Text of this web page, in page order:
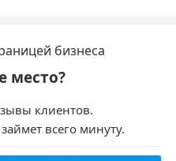
место?
клиентов.
всего минуту.